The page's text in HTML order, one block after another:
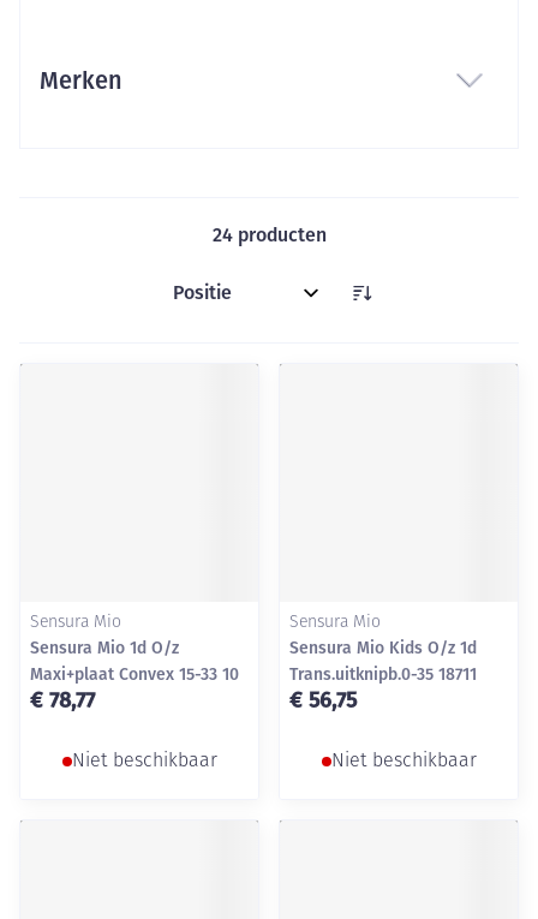
Merken
24producten
Sorteer op:
Sensura Mio
Sensura Mio 1d O/z
Maxi+plaat Convex 15-33 10
€ 78,77
Niet beschikbaar
Sensura Mio
Sensura Mio Kids O/z 1d
Trans.uitknipb.0-35 18711
€ 56,75
Niet beschikbaar